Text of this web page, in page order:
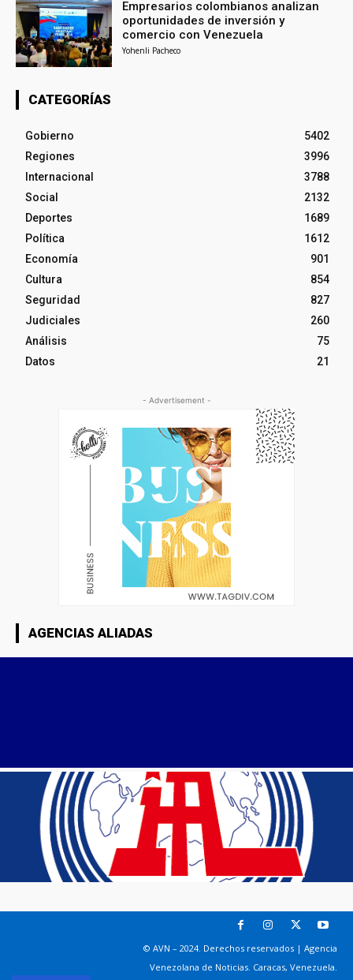
Empresarios colombianos analizan
oportunidades de inversión y
comercio con Venezuela
Yohenli Pacheco
CATEGORÍAS
Gobierno
5402
Regiones
3996
Internacional
3788
Social
2132
Deportes
1689
Política
1612
Economía
901
Cultura
854
Seguridad
827
Judiciales
260
Análisis
75
Datos
21
- Advertisement -
AGENCIAS ALIADAS
© AVN – 2024. Derechos reservados | Agencia
Venezolana de Noticias. Caracas, Venezuela.